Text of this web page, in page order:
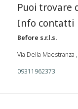
Puoi trovare
Info contatti
Before s.r.l.s.
Via Della Maestranza
09311962373